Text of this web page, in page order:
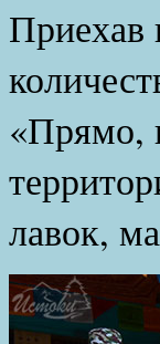
Приехав
«Прямо,
лавок,